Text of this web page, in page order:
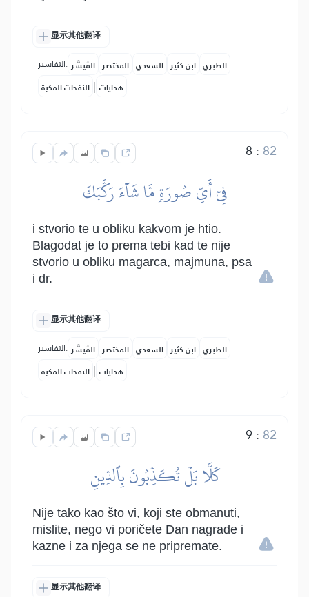
显示其他翻译
التفاسير: المُيسَّر المختصر السعدي ابن كثير الطبري
النفحات المكية | هدايات
8 : 82
فِيٓ أَيِّ صُورَةٖ مَّا شَآءَ رَكَّبَكَ
i stvorio te u obliku kakvom je htio.
Blagodat je to prema tebi kad te nije
stvorio u obliku magarca, majmuna, psa
i dr.
显示其他翻译
التفاسير: المُيسَّر المختصر السعدي ابن كثير الطبري
النفحات المكية | هدايات
9: 82
كَلَّا بَلۡ تُكَذِّبُونَ بِٱلدِّينِ
Nije tako kao što vi, koji ste obmanuti,
mislite, nego vi poričete Dan nagrade i
kazne i za njega se ne pripremate.
显示其他翻译